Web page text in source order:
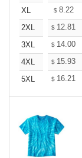
XL
$ 8.22
2XL
$ 12.81
3XL
$ 14.00
4XL
$ 15.93
5XL
$ 16.21